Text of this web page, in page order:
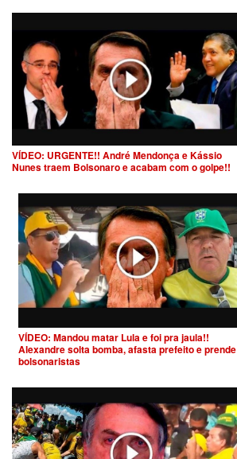
VÍDEO: URGENTE!! André Mendonça e Kássio
Nunes traem Bolsonaro e acabam com o golpe!!
VÍDEO: Mandou matar Lula e foi pra jaula!!
Alexandre solta bomba, afasta prefeito e prende
bolsonaristas